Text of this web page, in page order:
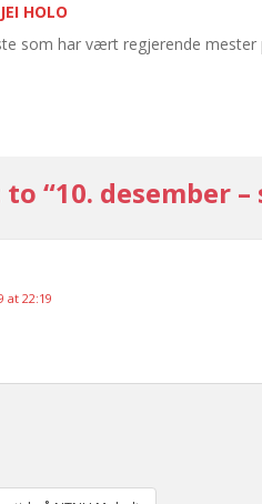
HOLO
som har vært regjerende
“10. desember
at 22:19